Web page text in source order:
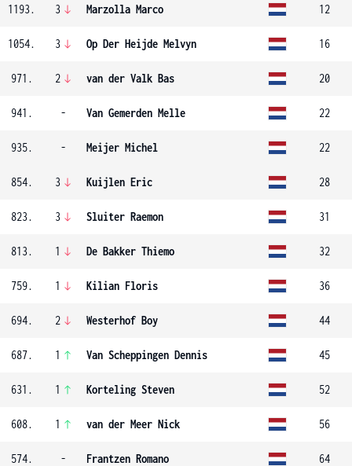
1193. 3 Marzolla Marco 12
1054. 3 Op Der Heijde Melvyn 16
971. 2 van der Valk Bas 20
941. - Van Gemerden Melle 22
935. - Meijer Michel 22
854. 3 Kuijlen Eric 28
823. 3 Sluiter Raemon 31
813. 1 De Bakker Thiemo 32
759. 1 Kilian Floris 36
694. 2 Westerhof Boy 44
687. 1 Van Scheppingen Dennis 45
631. 1 Korteling Steven 52
608. 1 van der Meer Nick 56
574. - Frantzen Romano 64